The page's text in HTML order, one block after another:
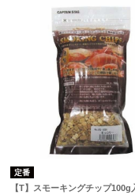
定番
【T】スモーキングチップ100g